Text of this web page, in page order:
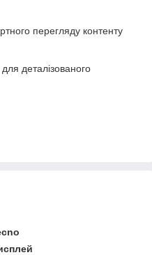
перегляду контенту
деталізованого